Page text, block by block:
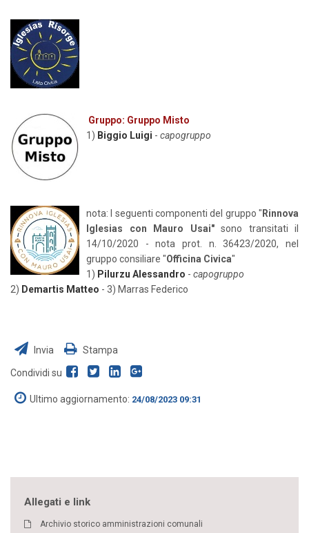
Gruppo: Gruppo Misto
1) Biggio Luigi - capogruppo
nota: I seguenti componenti del gruppo " Rinnova
Iglesias con Mauro Usai" sono transitati il
14/10/2020 - nota prot. n. 36423/2020, nel
gruppo consiliare "Officina Civica"
1) Pilurzu Alessandro - capogruppo
2) Demartis Matteo - 3) Marras Federico
Invia Stampa
Condividi su
Ultimo aggiornamento: 24/08/2023 09:31
Allegati e link
Archivio storico amministrazioni comunali